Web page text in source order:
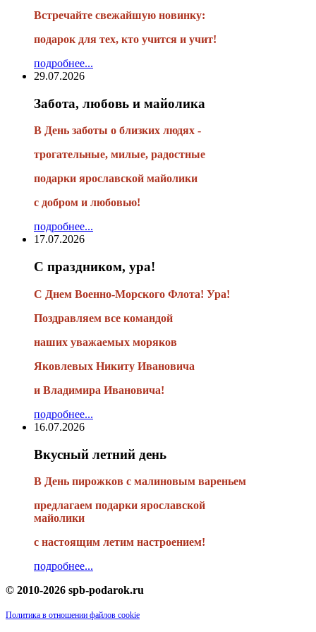
Встречайте свежайшую новинку:
подарок для тех, кто учится и учит!
подробнее...
29.07.2026
Забота, любовь и майолика
В День заботы о близких людях -
трогательные, милые, радостные
подарки ярославской майолики
с добром и любовью!
подробнее...
17.07.2026
С праздником, ура!
С Днем Военно-Морского Флота! Ура!
Поздравляем все командой
наших уважаемых моряков
Яковлевых Никиту Ивановича
и Владимира Ивановича!
подробнее...
16.07.2026
Вкусный летний день
В День пирожков с малиновым вареньем
предлагаем подарки ярославской
майолики
с настоящим летим настроением!
подробнее...
© 2010-2026 spb-podarok.ru
Политика в отношении файлов cookie